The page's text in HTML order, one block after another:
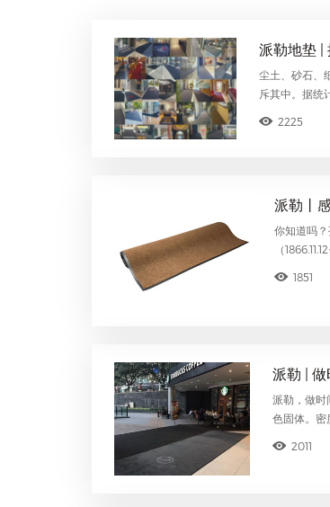
派勒地垫 |
尘土、砂石、
斥其中。据统
2225
派勒丨
你知道吗
（
1851
派勒 |
派勒，做时
色固体。密
2011